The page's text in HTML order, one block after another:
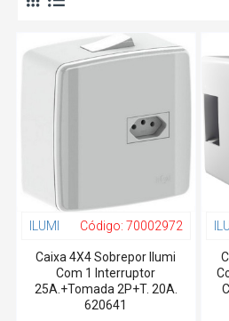
ILUMI Código: 70002972
Caixa 4X4 Sobrepor Ilumi
Com 1 Interruptor
25A.+Tomada 2P+T. 20A.
620641